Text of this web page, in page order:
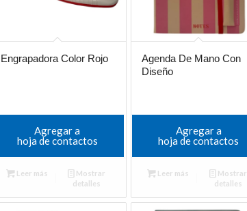
Engrapadora Color Rojo
Agregar a
hoja de contactos
Leer más
Mostrar
detalles
Agenda De Mano Con
Diseño
Agregar a
hoja de contactos
Leer más
Mostrar
detalles